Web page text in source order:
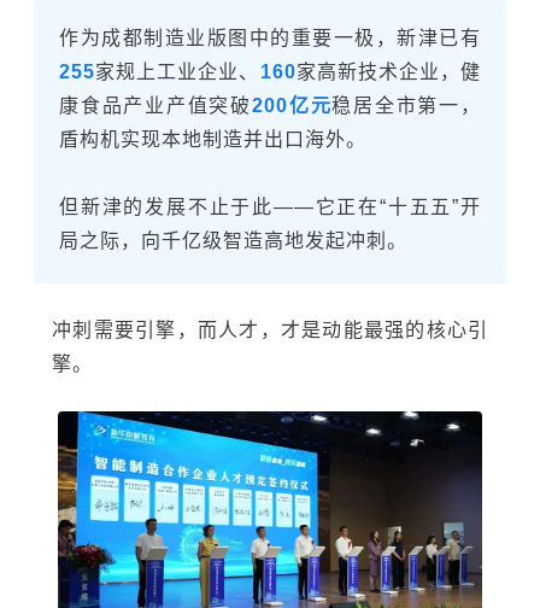
作为成都制造业版图中的重要一极，新津已有
255家规上工业企业、 160家高新技术企业，健
康食品产业产值突破200亿元稳居全市第一，
盾构机实现本地制造并出口海外。
但新津的发展不止于此——它正在“十五五”开
局之际，向千亿级智造高地发起冲刺。
冲刺需要引擎，而人才，才是动能最强的核心引
擎。